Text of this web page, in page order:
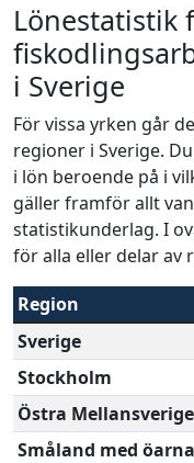
Lönestatistik
i Sverige
För vissa yrken går
regioner i Sverige.
i lön beroende på i
gäller framför allt
statistikunderlag. I
för alla eller delar av
Region
Sverige
Stockholm
Östra Mellansverige
Småland med öarna